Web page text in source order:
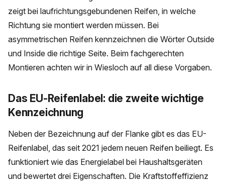
zeigt bei laufrichtungsgebundenen Reifen, in welche
Richtung sie montiert werden müssen. Bei
asymmetrischen Reifen kennzeichnen die Wörter Outside
und Inside die richtige Seite. Beim fachgerechten
Montieren achten wir in Wiesloch auf all diese Vorgaben.
Das EU-Reifenlabel: die zweite wichtige
Kennzeichnung
Neben der Bezeichnung auf der Flanke gibt es das EU-
Reifenlabel, das seit 2021 jedem neuen Reifen beiliegt. Es
funktioniert wie das Energielabel bei Haushaltsgeräten
und bewertet drei Eigenschaften. Die Kraftstoffeffizienz